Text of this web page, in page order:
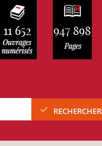
11 652 947 898
RECHERCHER